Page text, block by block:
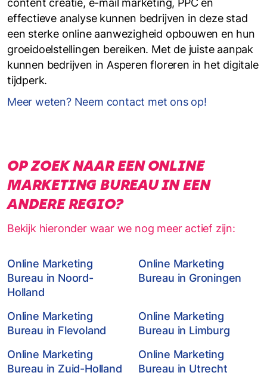
content creatie, e-mail marketing, PPC en
effectieve analyse kunnen bedrijven in deze stad
een sterke online aanwezigheid opbouwen en hun
groeidoelstellingen bereiken. Met de juiste aanpak
kunnen bedrijven in Asperen floreren in het digitale
tijdperk.
Meer weten? Neem contact met ons op!
OP ZOEK NAAR EEN ONLINE
MARKETING BUREAU IN EEN
ANDERE REGIO?
Bekijk hieronder waar we nog meer actief zijn:
Online Marketing
Bureau in Noord-
Holland
Online Marketing
Bureau in Groningen
Online Marketing
Bureau in Flevoland
Online Marketing
Bureau in Limburg
Online Marketing
Bureau in Zuid-Holland
Online Marketing
Bureau in Utrecht